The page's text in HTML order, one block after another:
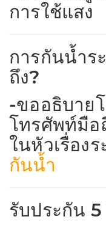
การใช้แสง
การกันน้ำร
ถึง?
-ขออธิบาย
โทรศัพท์มือ
ในหัวเรื่อง
กันน้ำ
รับประกัน